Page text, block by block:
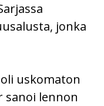
jonka
uskomaton
sanoi lennon